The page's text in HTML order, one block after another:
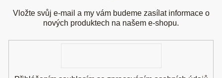
Vložte svůj e-mail a my vám budeme zasílat informace o
nových produktech na našem e-shopu.